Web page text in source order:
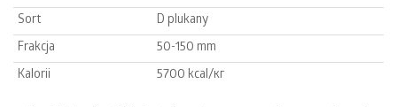
Sort
D plukany
Frakcja
50-150 mm
Kalorii
5700 kcal/кг